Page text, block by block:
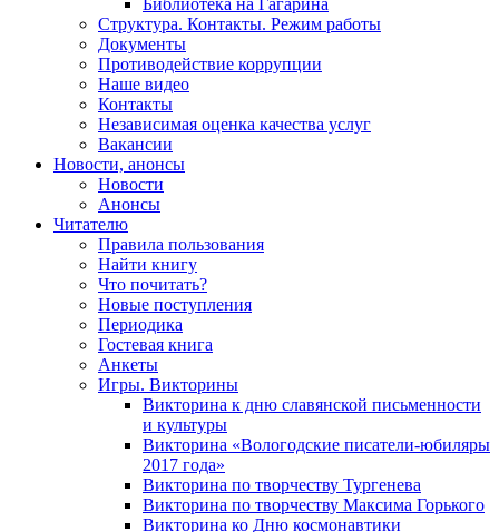
Библиотека на Гагарина
Структура. Контакты. Режим работы
Документы
Противодействие коррупции
Наше видео
Контакты
Независимая оценка качества услуг
Вакансии
Новости, анонсы
Новости
Анонсы
Читателю
Правила пользования
Найти книгу
Что почитать?
Новые поступления
Периодика
Гостевая книга
Анкеты
Игры. Викторины
Викторина к дню славянской письменности
и культуры
Викторина «Вологодские писатели-юбиляры
2017 года»
Викторина по творчеству Тургенева
Викторина по творчеству Максима Горького
Викторина ко Дню космонавтики